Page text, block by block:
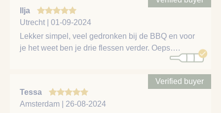
Ilja
Utrecht | 01-09-2024
Lekker simpel, veel gedronken bij de BBQ en voor
je het weet ben je drie flessen verder. Oeps….
Tessa
Amsterdam | 26-08-2024
Verified buyer